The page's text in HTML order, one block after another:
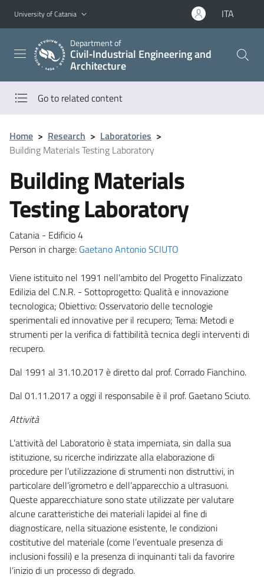
Go to main content
Go to navigation menu
University of Catania ITA
Department of
Civil‑Industrial Engineering and
Architecture
Go to related content
Home > Research > Laboratories >
Building Materials Testing Laboratory
Building Materials
Testing Laboratory
Catania - Edificio 4
Person in charge: Gaetano Antonio SCIUTO
Viene istituito nel 1991 nell’ambito del Progetto Finalizzato
Edilizia del C.N.R. - Sottoprogetto: Qualità e innovazione
tecnologica; Obiettivo: Osservatorio delle tecnologie
sperimentali ed innovative per il recupero; Tema: Metodi e
strumenti per la verifica di fattibilità tecnica degli interventi di
recupero.
Dal 1991 al 31.10.2017 è diretto dal prof. Corrado Fianchino.
Dal 01.11.2017 a oggi il responsabile è il prof. Gaetano Sciuto.
Attività
L’attività del Laboratorio è stata imperniata, sin dalla sua
istituzione, su ricerche indirizzate alla elaborazione di
procedure per l’utilizzazione di strumenti non distruttivi, in
particolare dell’igrometro e dell’apparecchio a ultrasuoni.
Queste apparecchiature sono state utilizzate per valutare
alcune caratteristiche dei materiali lapidei al fine di
diagnosticare, nella situazione esistente, le condizioni
costitutive del materiale (come l’eventuale presenza di
inclusioni fossili) e la presenza di inquinanti tali da favorire
l’inizio di un processo di degrado.